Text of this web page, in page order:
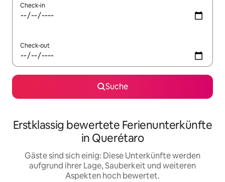
Check-in
Check-out
Suche
Erstklassig bewertete Ferienunterkünfte
in Querétaro
Gäste sind sich einig: Diese Unterkünfte werden
aufgrund ihrer Lage, Sauberkeit und weiteren
Aspekten hoch bewertet.